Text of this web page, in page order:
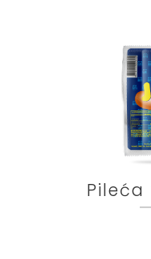
Pileća